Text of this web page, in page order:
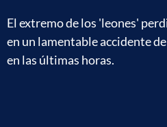
El extremo de los 'leones'
en un lamentable accidente
en las últimas horas.